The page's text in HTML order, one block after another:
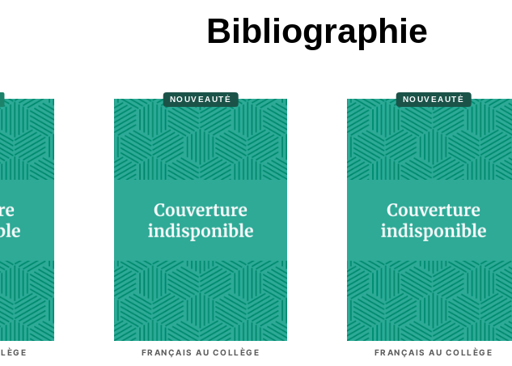
Bibliographie
NOUVEAUTÉ
FRANÇAIS AU COLLÈGE
NOUVEAUTÉ
FRANÇAIS AU COLLÈGE